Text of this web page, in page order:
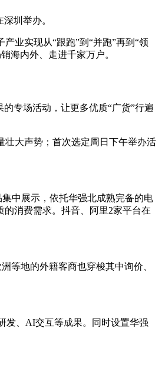
圳举办。
业实现从“跟跑”到“并跑”再到“领
海内外、走进千家万户。
专场活动，让更多优质“广货”行遍
大声势；首次选定周日下午举办活
中展示，依托华强北成熟完备的电
消费需求。抖音、阿里2家平台在
地的外籍客商也穿梭其中询价、
、AI交互等成果。同时设置华强